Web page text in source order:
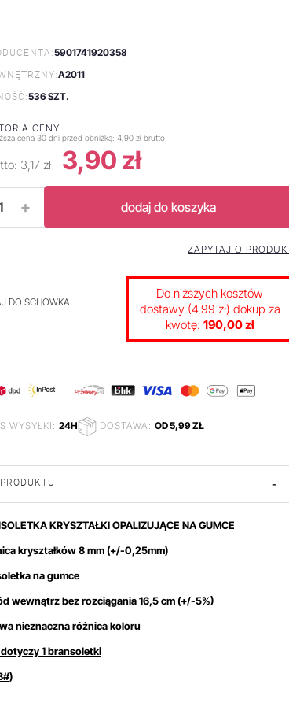
5901741920358
A2011
536 SZT.
CENY
cena 30 dni przed obniżką: 4,90 zł brutto
3,17 zł 3,90 zł
+ dodaj do koszyka
DO SCHOWKA
ZAPYTAJ O
Do niższych kosztów
dostawy (4,99 zł) dokup za
kwotę: 190,00 zł
WYSYŁKI: 24H DOSTAWA: OD 5,99 ZŁ
-
KRYSZTAŁKI OPALIZUJĄCE NA GUMCE
kryształków 8 mm(+/-0,25mm)
na gumce
wewnątrz bez rozciągania 16,5 cm (+/-5%)
nieznaczna różnica koloru
1 bransoletki